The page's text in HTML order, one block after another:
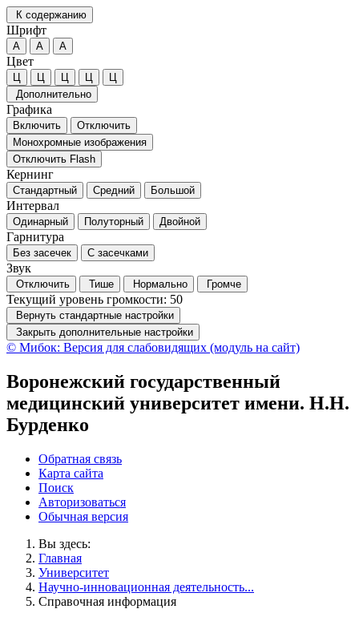
К содержанию
Шрифт
А А А
Цвет
Ц Ц Ц Ц
Ц
Дополнительно
Графика
Включить
Отключить
Монохромные изображения
Отключить Flash
Кернинг
Стандартный Средний Большой
Интервал
Одинарный Полуторный Двойной
Гарнитура
Без засечек С засечками
Звук
Отключить Тише Нормально Громче
Текущий уровень громкости: 50
Вернуть стандартные настройки
Закрыть дополнительные настройки
© Мибок: Версия для слабовидящих (модуль на сайт)
Воронежский государственный
медицинский университет имени. Н.Н.
Бурденко
Обратная связь
Карта сайта
Поиск
Авторизоваться
Обычная версия
Вы здесь:
Главная
Университет
Научно-инновационная деятельность...
Справочная информация